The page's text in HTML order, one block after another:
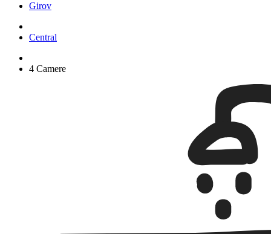
Girov
Central
4 Camere